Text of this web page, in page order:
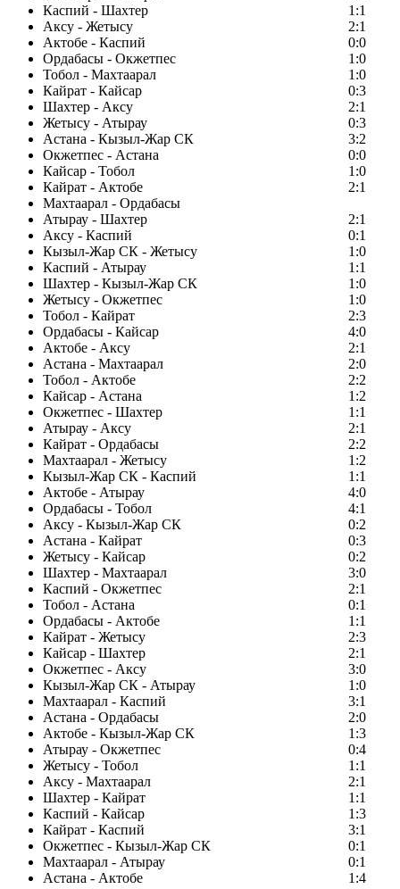
Каспий - Шахтер
1:1
Аксу - Жетысу
2:1
Актобе - Каспий
0:0
Ордабасы - Окжетпес
1:0
Тобол - Махтаарал
1:0
Кайрат - Кайсар
0:3
Шахтер - Аксу
2:1
Жетысу - Атырау
0:3
Астана - Кызыл-Жар СК
3:2
Окжетпес - Астана
0:0
Кайсар - Тобол
1:0
Кайрат - Актобе
2:1
Махтаарал - Ордабасы
Атырау - Шахтер
2:1
Аксу - Каспий
0:1
Кызыл-Жар СК - Жетысу
1:0
Каспий - Атырау
1:1
Шахтер - Кызыл-Жар СК
1:0
Жетысу - Окжетпес
1:0
Тобол - Кайрат
2:3
Ордабасы - Кайсар
4:0
Актобе - Аксу
2:1
Астана - Махтаарал
2:0
Тобол - Актобе
2:2
Кайсар - Астана
1:2
Окжетпес - Шахтер
1:1
Атырау - Аксу
2:1
Кайрат - Ордабасы
2:2
Махтаарал - Жетысу
1:2
Кызыл-Жар СК - Каспий
1:1
Актобе - Атырау
4:0
Ордабасы - Тобол
4:1
Аксу - Кызыл-Жар СК
0:2
Астана - Кайрат
0:3
Жетысу - Кайсар
0:2
Шахтер - Махтаарал
3:0
Каспий - Окжетпес
2:1
Тобол - Астана
0:1
Ордабасы - Актобе
1:1
Кайрат - Жетысу
2:3
Кайсар - Шахтер
2:1
Окжетпес - Аксу
3:0
Кызыл-Жар СК - Атырау
1:0
Махтаарал - Каспий
3:1
Астана - Ордабасы
2:0
Актобе - Кызыл-Жар СК
1:3
Атырау - Окжетпес
0:4
Жетысу - Тобол
1:1
Аксу - Махтаарал
2:1
Шахтер - Кайрат
1:1
Каспий - Кайсар
1:3
Кайрат - Каспий
3:1
Окжетпес - Кызыл-Жар СК
0:1
Махтаарал - Атырау
0:1
Астана - Актобе
1:4